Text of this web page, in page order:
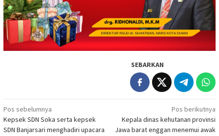
SEBARKAN
Navigasi
pos
Pos sebelumnya
Kepsek SDN Soka serta kepsek
SDN Banjarsari menghadiri upacara
Pos berikutnya
Kepala dinas kehutanan provinsi
Jawa barat enggan menemui awak